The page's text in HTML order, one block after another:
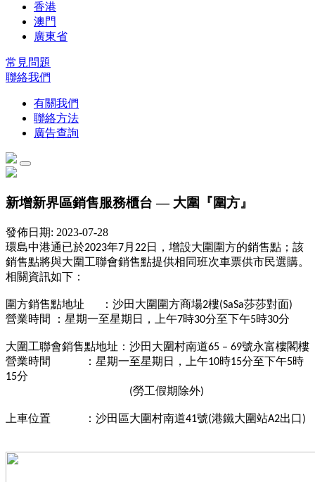
香港
澳門
廣東省
常見問題
聯絡我們
有關我們
聯絡方法
廣告查詢
新增新界區銷售服務櫃台 — 大圍『圍方』
發佈日期: 2023-07-28
環島中港通已於2023年7月22日，增設大圍圍方的銷售點；該
銷售點將與大圍工聯會銷售點提供相同班次車票供市民選購。
相關資訊如下：
圍方銷售點地址 ：沙田大圍圍方商場2樓(SaSa莎莎對面)
營業時間
：星期一至星期日，上午7時30分至下午5時30分
大圍工聯會銷售點地址：沙田大圍村南道65 – 69號永富樓閣樓
營業時間 ：星期一至星期日，上午10時15分至下午5時
15分
(勞工假期除外)
上車位置 ：沙田區大圍村南道41號(港鐵大圍站A2出口)